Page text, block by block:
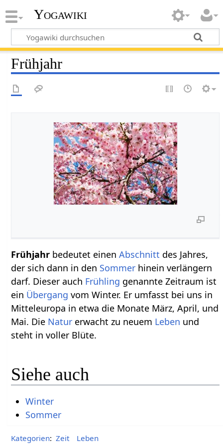
Yogawiki
Frühjahr
Frühjahr bedeutet einenAbschnitt des Jahres,
der sich dann in den Sommer hinein verlängern
darf. Dieser auch Frühling genannte Zeitraum ist
ein Übergang vom Winter. Er umfasst bei uns in
Mitteleuropa in etwa die Monate März, April, und
Mai. Die Natur erwacht zu neuem Leben und
steht in voller Blüte.
Siehe auch
Winter
Sommer
Kategorien: Zeit Leben